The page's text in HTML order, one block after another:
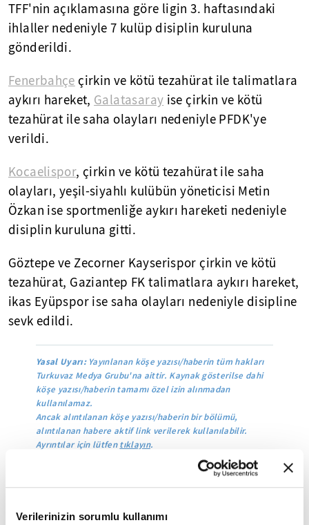
Verilerinizin sorumlu kullanımı
TFF'nin açıklamasına göre ligin 3. haftasındaki
ihlaller nedeniyle 7 kulüp disiplin kuruluna
gönderildi.
Fenerbahçe çirkin ve kötü tezahürat ile talimatlara
aykırı hareket, Galatasaray ise çirkin ve kötü
tezahürat ile saha olayları nedeniyle PFDK'ye
verildi.
Kocaelispor, çirkin ve kötü tezahürat ile saha
olayları, yeşil-siyahlı kulübün yöneticisi Metin
Özkan ise sportmenliğe aykırı hareketi nedeniyle
disiplin kuruluna gitti.
Göztepe ve Zecorner Kayserispor çirkin ve kötü
tezahürat, Gaziantep FK talimatlara aykırı hareket,
ikas Eyüpspor ise saha olayları nedeniyle disipline
sevk edildi.
Yasal Uyarı:Yayınlanan köşe yazısı/haberin tüm hakları
Turkuvaz Medya Grubu'na aittir. Kaynak gösterilse dahi
köşe yazısı/haberin tamamı özel izin alınmadan
kullanılamaz.
Ancak alıntılanan köşe yazısı/haberin bir bölümü,
alıntılanan habere aktif link verilerek kullanılabilir.
Ayrıntılar için lütfentıklayın.
Galatasaray